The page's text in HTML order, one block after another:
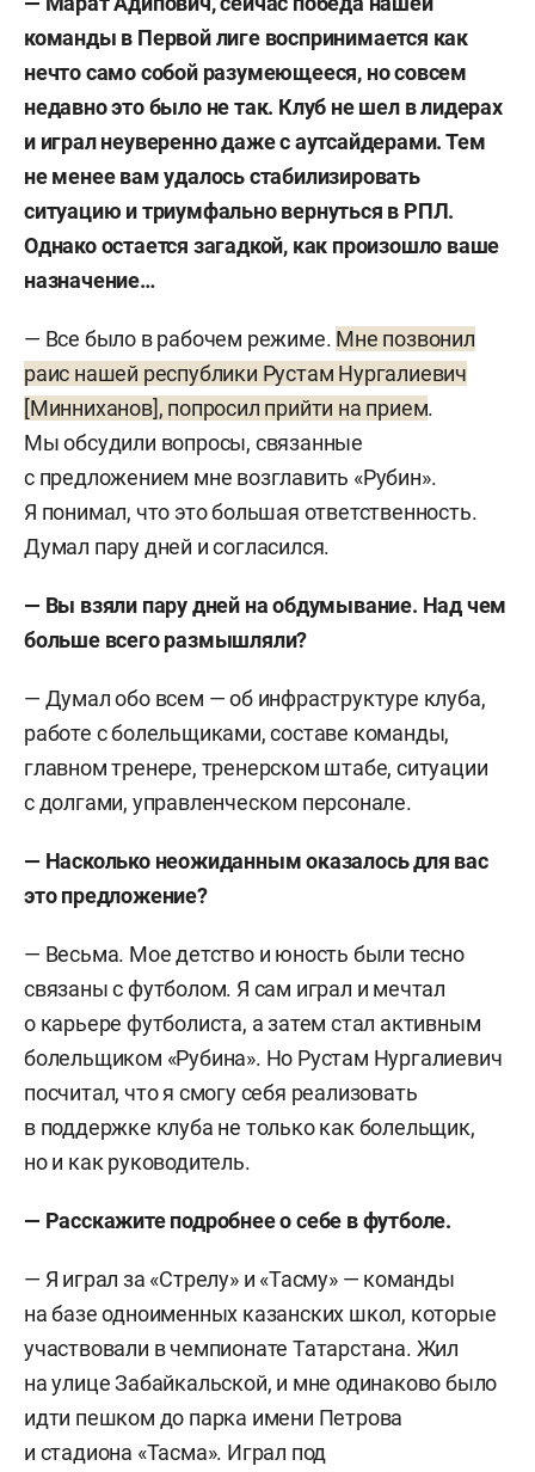
команды в Первой лиге воспринимается как
нечто само собой разумеющееся, но совсем
недавно это было не так. Клуб не шел в лидерах
и играл неуверенно даже с аутсайдерами. Тем
не менее вам удалось стабилизировать
ситуацию и триумфально вернуться в РПЛ.
Однако остается загадкой, как произошло ваше
назначение…
— Все было в рабочем режиме. Мне позвонил
раис нашей республики Рустам Нургалиевич
[Минниханов], попросил прийти на прием.
Мы обсудили вопросы, связанные
с предложением мне возглавить «Рубин».
Я понимал, что это большая ответственность.
Думал пару дней и согласился.
— Вы взяли пару дней на обдумывание. Над чем
больше всего размышляли?
— Думал обо всем — об инфраструктуре клуба,
работе с болельщиками, составе команды,
главном тренере, тренерском штабе, ситуации
с долгами, управленческом персонале.
— Насколько неожиданным оказалось для вас
это предложение?
— Весьма. Мое детство и юность были тесно
связаны с футболом. Я сам играл и мечтал
о карьере футболиста, а затем стал активным
болельщиком «Рубина». Но Рустам Нургалиевич
посчитал, что я смогу себя реализовать
в поддержке клуба не только как болельщик,
но и как руководитель.
— Расскажите подробнее о себе в футболе.
— Я играл за «Стрелу» и «Тасму» — команды
на базе одноименных казанских школ, которые
участвовали в чемпионате Татарстана. Жил
на улице Забайкальской, и мне одинаково было
идти пешком до парка имени Петрова
и стадиона «Тасма». Играл под